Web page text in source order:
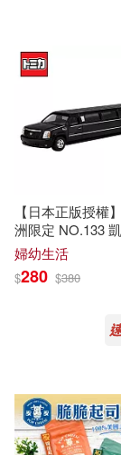
基礎阿
奧飛娛樂
洛陽市文
蔡適任(13)
浙江人民
浙江工商
浙江文藝
Audite(75)
四川人民
【日本正版授權
洲限定 NO.133
ESCALADE 美國
旅車 玩具車 長盒
婦幼生活
$280 $380